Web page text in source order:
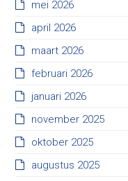
mei 2026
april 2026
maart 2026
februari 2026
januari 2026
november 2025
oktober 2025
augustus 2025